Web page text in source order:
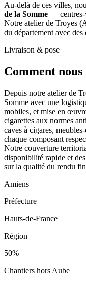
Au-delà de ces villes,
de la Somme — centres-
Notre atelier de Troyes
du département avec des
Livraison & pose
Comment
Depuis notre atelier de
Somme avec une
mobiles, et mise en
cigarettes aux normes
caves à cigares,
chaque composant
Notre couverture
disponibilité rapide et
sur la qualité du rendu
Amiens
Préfecture
Hauts-de-France
Région
50%+
Chantiers hors Aube